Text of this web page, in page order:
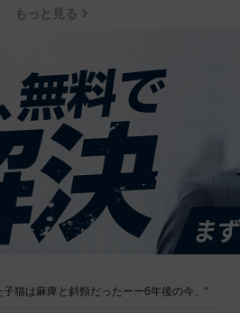
もっと見る
猫は麻痺と斜頸だったーー6年後の今、“